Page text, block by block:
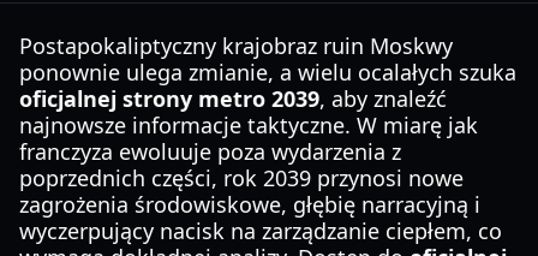
Postapokaliptyczny krajobraz ruin Moskwy
ponownie ulega zmianie, a wielu ocalałych szuka
oficjalnej strony metro 2039, aby znaleźć
najnowsze informacje taktyczne. W miarę jak
franczyza ewoluuje poza wydarzenia z
poprzednich części, rok 2039 przynosi nowe
zagrożenia środowiskowe, głębię narracyjną i
wyczerpujący nacisk na zarządzanie ciepłem, co